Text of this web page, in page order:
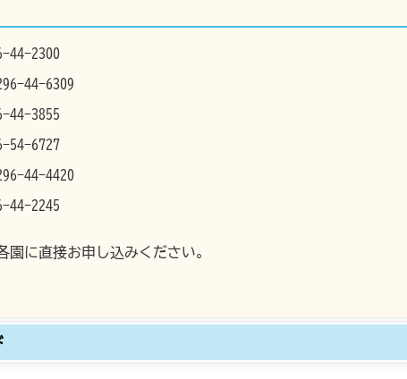
2300
44-6309
3855
6727
44-4420
2245
に直接お申し込みください。